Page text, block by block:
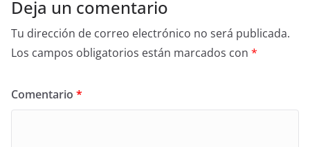
Deja un comentario
Tu dirección de correo electrónico no será publicada.
Los campos obligatorios están marcados con *
Comentario *